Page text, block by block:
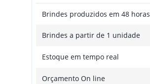
Brindes produzidos em 48 horas
Brindes a partir de 1 unidade
Estoque em tempo real
Orçamento On line